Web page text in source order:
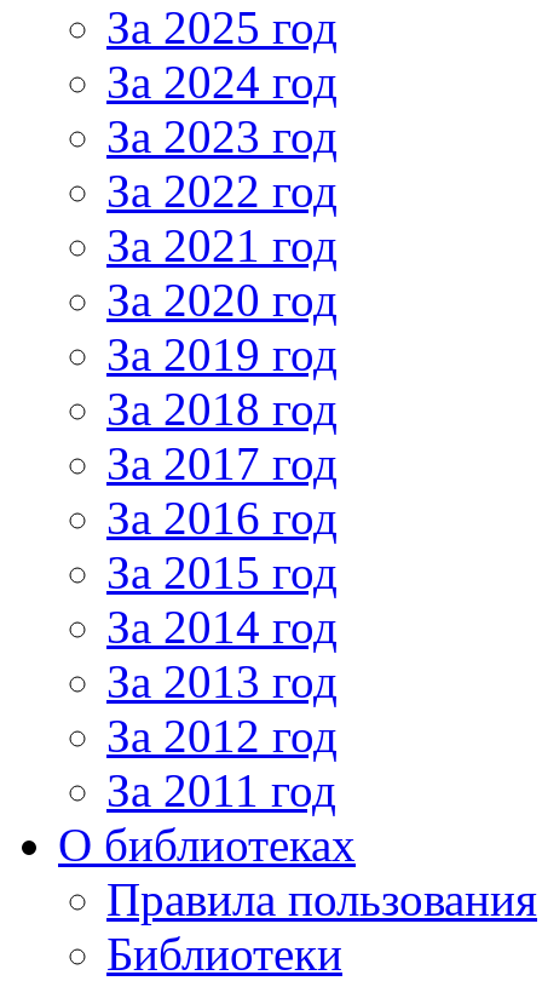
За 2025 год
За 2024 год
За 2023 год
За 2022 год
За 2021 год
За 2020 год
За 2019 год
За 2018 год
За 2017 год
За 2016 год
За 2015 год
За 2014 год
За 2013 год
За 2012 год
За 2011 год
О библиотеках
Правила пользования
Библиотеки